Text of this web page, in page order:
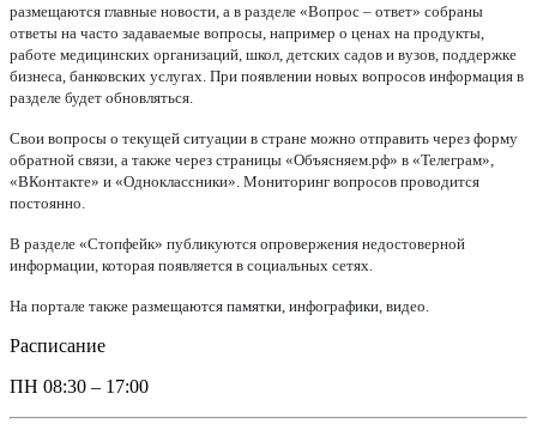
размещаются главные новости, а в разделе «Вопрос – ответ» собраны
ответы на часто задаваемые вопросы, например о ценах на продукты,
работе медицинских организаций, школ, детских садов и вузов, поддержке
бизнеса, банковских услугах. При появлении новых вопросов информация в
разделе будет обновляться.
Свои вопросы о текущей ситуации в стране можно отправить через форму
обратной связи, а также через страницы «Объясняем.рф» в «Телеграм»,
«ВКонтакте» и «Одноклассники». Мониторинг вопросов проводится
постоянно.
В разделе «Стопфейк» публикуются опровержения недостоверной
информации, которая появляется в социальных сетях.
На портале также размещаются памятки, инфографики, видео.
Расписание
ПН 08:30 – 17:00